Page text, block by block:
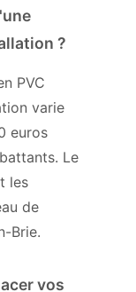
?
PVC
varie
euros
Le
les
de
Brie.
vos